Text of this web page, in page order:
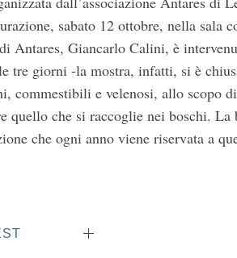
sabato 12 ottobre, nella sala
Antares, Giancarlo Calini, è
tre giorni -la mostra, infatti, si è
commestibili e velenosi, allo scopo di
quello che si raccoglie nei boschi. La
che ogni anno viene riservata a